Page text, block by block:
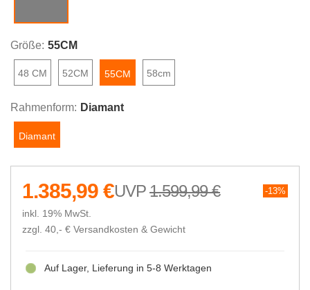
Größe: 55CM
48 CM 52CM 55CM 58cm
Rahmenform: Diamant
Diamant
1.599,99 € 13%
1.385,99 €
inkl. 19% MwSt.
zzgl. 40,- € Versandkosten & Gewicht
Auf Lager, Lieferung in 5-8 Werktagen